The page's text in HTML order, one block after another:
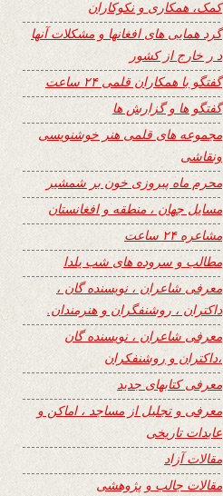
کمک، همکاری و نکوکاران
گرد همایی های افغانها و مشکلات آنها
د ر خارج از کشور
گفتگو با همکاران قلمی ۲۴ ساعت
گفتگو ها و گزارش ها
مجموعه های قلمی هنر خوشنویسی
ونقاشی
محرم ماه پیروزی خون بر شمشیر
مسایل جهان ، منطقه و افغانستان
مشاعره ۲۴ ساعت
مطالب و سروده های شب یلدا
معرفی شاعران ، نویسنده گان ،
داکتران ، روشنفگران و هنرمندان.
معرفی شاعران ، نویسنده گان
،داکتران و روشنفکران
معرفی کتابهای جدید
معرفی و تجلیل از مساجد ، اماکن و
عابدات تاریخی
مقالات آزاد
مقالات جالب و پژوهشی